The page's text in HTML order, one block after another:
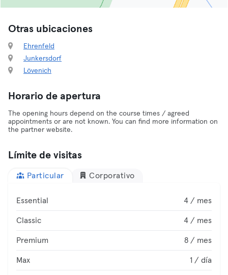
Otras ubicaciones
Ehrenfeld
Junkersdorf
Lövenich
Horario de apertura
The opening hours depend on the course times / agreed
appointments or are not known. You can find more information on
the partner website.
Límite de visitas
Particular Corporativo
Essential 4 / mes
Classic 4 / mes
Premium 8 / mes
Max 1 / día